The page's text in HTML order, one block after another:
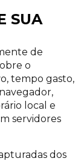
SUA
de
o
tempo gasto,
local e
servidores
dos